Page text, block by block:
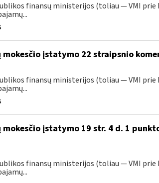
finansų ministerijos (toliau — VMI prie
įstatymo 22 straipsnio
finansų ministerijos (toliau — VMI prie
įstatymo 19 str. 4 d. 1
finansų ministerijos (toliau — VMI prie